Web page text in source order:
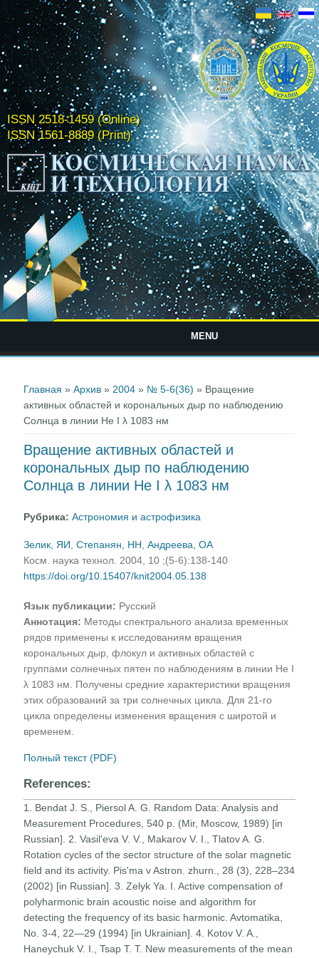
ISSN 2518-1459 (Online)
ISSN 1561-8889 (Print)
MENU
Главная »Архив » 2004 » № 5-6(36) » Вращение
активных областей и корональных дыр по наблюдению
Солнца в линии He I λ 1083 нм
Вращение активных областей и
корональных дыр по наблюдению
Солнца в линии He I λ 1083 нм
Рубрика:Астрономия и астрофизика
Зелик, ЯИ ,Степанян, НН ,Андреева, ОА
Косм. наука технол. 2004, 10 ;(5-6):138-140
https://doi.org/10.15407/knit2004.05.138
Язык публикации: Русский
Аннотация: Методы спектрального анализа временных
рядов применены к исследованиям вращения
корональных дыр, флокул и активных областей с
группами солнечных пятен по наблюдениям в линии Не І
λ 1083 нм. Получены средние характеристики вращения
этих образований за три солнечных цикла. Для 21-го
цикла определены изменения вращения с широтой и
временем.
Полный текст (PDF)
References:
1. Bendat J. S., Piersol A. G. Random Data: Analysis and
Measurement Procedures, 540 p. (Mir, Moscow, 1989) [in
Russian]. 2. Vasil'eva V. V., Makarov V. I., Tlatov A. G.
Rotation cycles of the sector structure of the solar magnetic
field and its activity. Pis'ma v Astron. zhurn., 28 (3), 228–234
(2002) [in Russian]. 3. Zelyk Ya. I. Active compensation of
polyharmonic brain acoustic noise and algorithm for
detecting the frequency of its basic harmonic. Avtomatika,
No. 3-4, 22—29 (1994) [in Ukrainian]. 4. Kotov V. A.,
Haneychuk V. I., Tsap T. T. New measurements of the mean